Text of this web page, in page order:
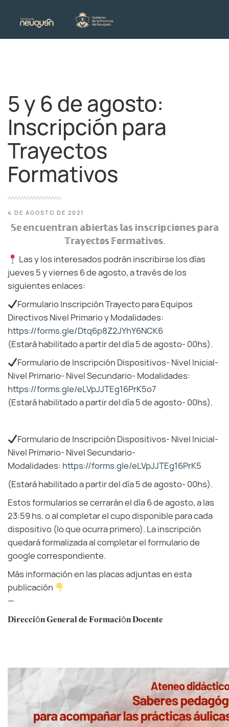
5 y 6 de agosto:
Inscripción para
Trayectos
Formativos
4 DE AGOSTO DE 2021
𝕊𝕖 𝕖𝕟𝕔𝕦𝕖𝕟𝕥𝕣𝕒𝕟 𝕒𝕓𝕚𝕖𝕣𝕥𝕒𝕤 𝕝𝕒𝕤 𝕚𝕟𝕤𝕔𝕣𝕚𝕡𝕔𝕚𝕠𝕟𝕖𝕤 𝕡𝕒𝕣𝕒
𝕋𝕣𝕒𝕪𝕖𝕔𝕥𝕠𝕤 𝔽𝕠𝕣𝕞𝕒𝕥𝕚𝕧𝕠𝕤.
Las y los interesados podrán inscribirse los días
jueves 5 y viernes 6 de agosto, a través de los
siguientes enlaces:
Formulario Inscripción Trayecto para Equipos
Directivos Nivel Primario y Modalidades:
https://forms.gle/Dtq6p8Z2JYhY6NCK6
(Estará habilitado a partir del día 5 de agosto- 00hs).
Formulario de Inscripción Dispositivos- Nivel Inicial-
Nivel Primario- Nivel Secundario- Modalidades:
https://forms.gle/eLVpJJTEg16PrK5o7
(Estará habilitado a partir del día 5 de agosto- 00hs).
Formulario de Inscripción Dispositivos- Nivel Inicial-
Nivel Primario- Nivel Secundario-
Modalidades: https://forms.gle/eLVpJJTEg16PrK5
(Estará habilitado a partir del día 5 de agosto- 00hs).
Estos formularios se cerrarán el día 6 de agosto, a las
23:59 hs. o al completar el cupo disponible para cada
dispositivo (lo que ocurra primero). La inscripción
quedará formalizada al completar el formulario de
google correspondiente.
Más información en las placas adjuntas en esta
publicación
—
𝐃𝐢𝐫𝐞𝐜𝐜𝐢ó𝐧 𝐆𝐞𝐧𝐞𝐫𝐚𝐥 𝐝𝐞 𝐅𝐨𝐫𝐦𝐚𝐜𝐢ó𝐧 𝐃𝐨𝐜𝐞𝐧𝐭𝐞